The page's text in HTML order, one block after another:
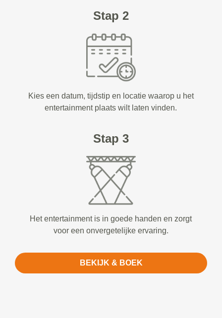
Stap 2
Kies een datum, tijdstip en locatie waarop u het
entertainment plaats wilt laten vinden.
Stap 3
Het entertainment is in goede handen en zorgt
voor een onvergetelijke ervaring.
BEKIJK & BOEK